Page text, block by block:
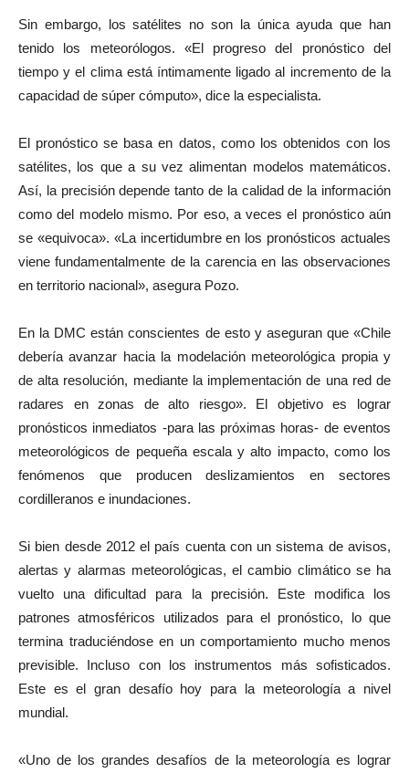
Sin embargo, los satélites no son la única ayuda que han
tenido los meteorólogos. «El progreso del pronóstico del
tiempo y el clima está íntimamente ligado al incremento de la
capacidad de súper cómputo», dice la especialista.
El pronóstico se basa en datos, como los obtenidos con los
satélites, los que a su vez alimentan modelos matemáticos.
Así, la precisión depende tanto de la calidad de la información
como del modelo mismo. Por eso, a veces el pronóstico aún
se «equivoca». «La incertidumbre en los pronósticos actuales
viene fundamentalmente de la carencia en las observaciones
en territorio nacional», asegura Pozo.
En la DMC están conscientes de esto y aseguran que «Chile
debería avanzar hacia la modelación meteorológica propia y
de alta resolución, mediante la implementación de una red de
radares en zonas de alto riesgo». El objetivo es lograr
pronósticos inmediatos -para las próximas horas- de eventos
meteorológicos de pequeña escala y alto impacto, como los
fenómenos que producen deslizamientos en sectores
cordilleranos e inundaciones.
Si bien desde 2012 el país cuenta con un sistema de avisos,
alertas y alarmas meteorológicas, el cambio climático se ha
vuelto una dificultad para la precisión. Este modifica los
patrones atmosféricos utilizados para el pronóstico, lo que
termina traduciéndose en un comportamiento mucho menos
previsible. Incluso con los instrumentos más sofisticados.
Este es el gran desafío hoy para la meteorología a nivel
mundial.
«Uno de los grandes desafíos de la meteorología es lograr